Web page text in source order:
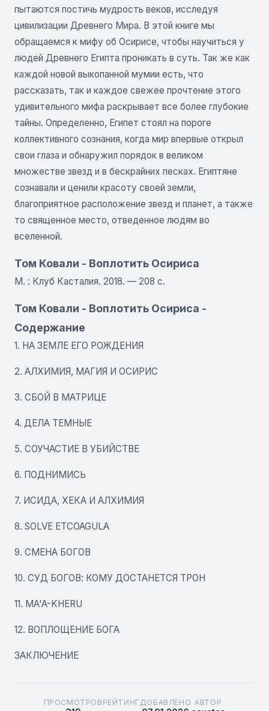
пытаются постичь мудрость веков, исследуя
цивилизации Древнего Мира. В этой книге мы
обращаемся к мифу об Осирисе, чтобы научиться у
людей Древнего Египта проникать в суть. Так же как
каждой новой выкопанной мумии есть, что
рассказать, так и каждое свежее прочтение этого
удивительного мифа раскрывает все более глубокие
тайны. Определенно, Египет стоял на пороге
коллективного сознания, когда мир впервые открыл
свои глаза и обнаружил порядок в великом
множестве звезд и в бескрайних песках. Египтяне
сознавали и ценили красоту своей земли,
благоприятное расположение звезд и планет, а также
то священное место, отведенное людям во
вселенной.
Том Ковали - Воплотить Осириса
М. : Клуб Касталия. 2018. — 208 с.
Том Ковали - Воплотить Осириса -
Содержание
1. НА ЗЕМЛЕ ЕГО РОЖДЕНИЯ
2. АЛХИМИЯ, МАГИЯ И ОСИРИС
3. СБОЙ В МАТРИЦЕ
4. ДЕЛА ТЕМНЫЕ
5. СОУЧАСТИЕ В УБИЙСТВЕ
6. ПОДНИМИСЬ
7. ИСИДА, ХЕКА И АЛХИМИЯ
8. SOLVE ETCOAGULA
9. СМЕНА БОГОВ
10. СУД БОГОВ: КОМУ ДОСТАНЕТСЯ ТРОН
11. MA'A-KHERU
12. ВОПЛОЩЕНИЕ БОГА
ЗАКЛЮЧЕНИЕ
ПРОСМОТРОВ РЕЙТИНГ ДОБАВЛЕНО АВТОР